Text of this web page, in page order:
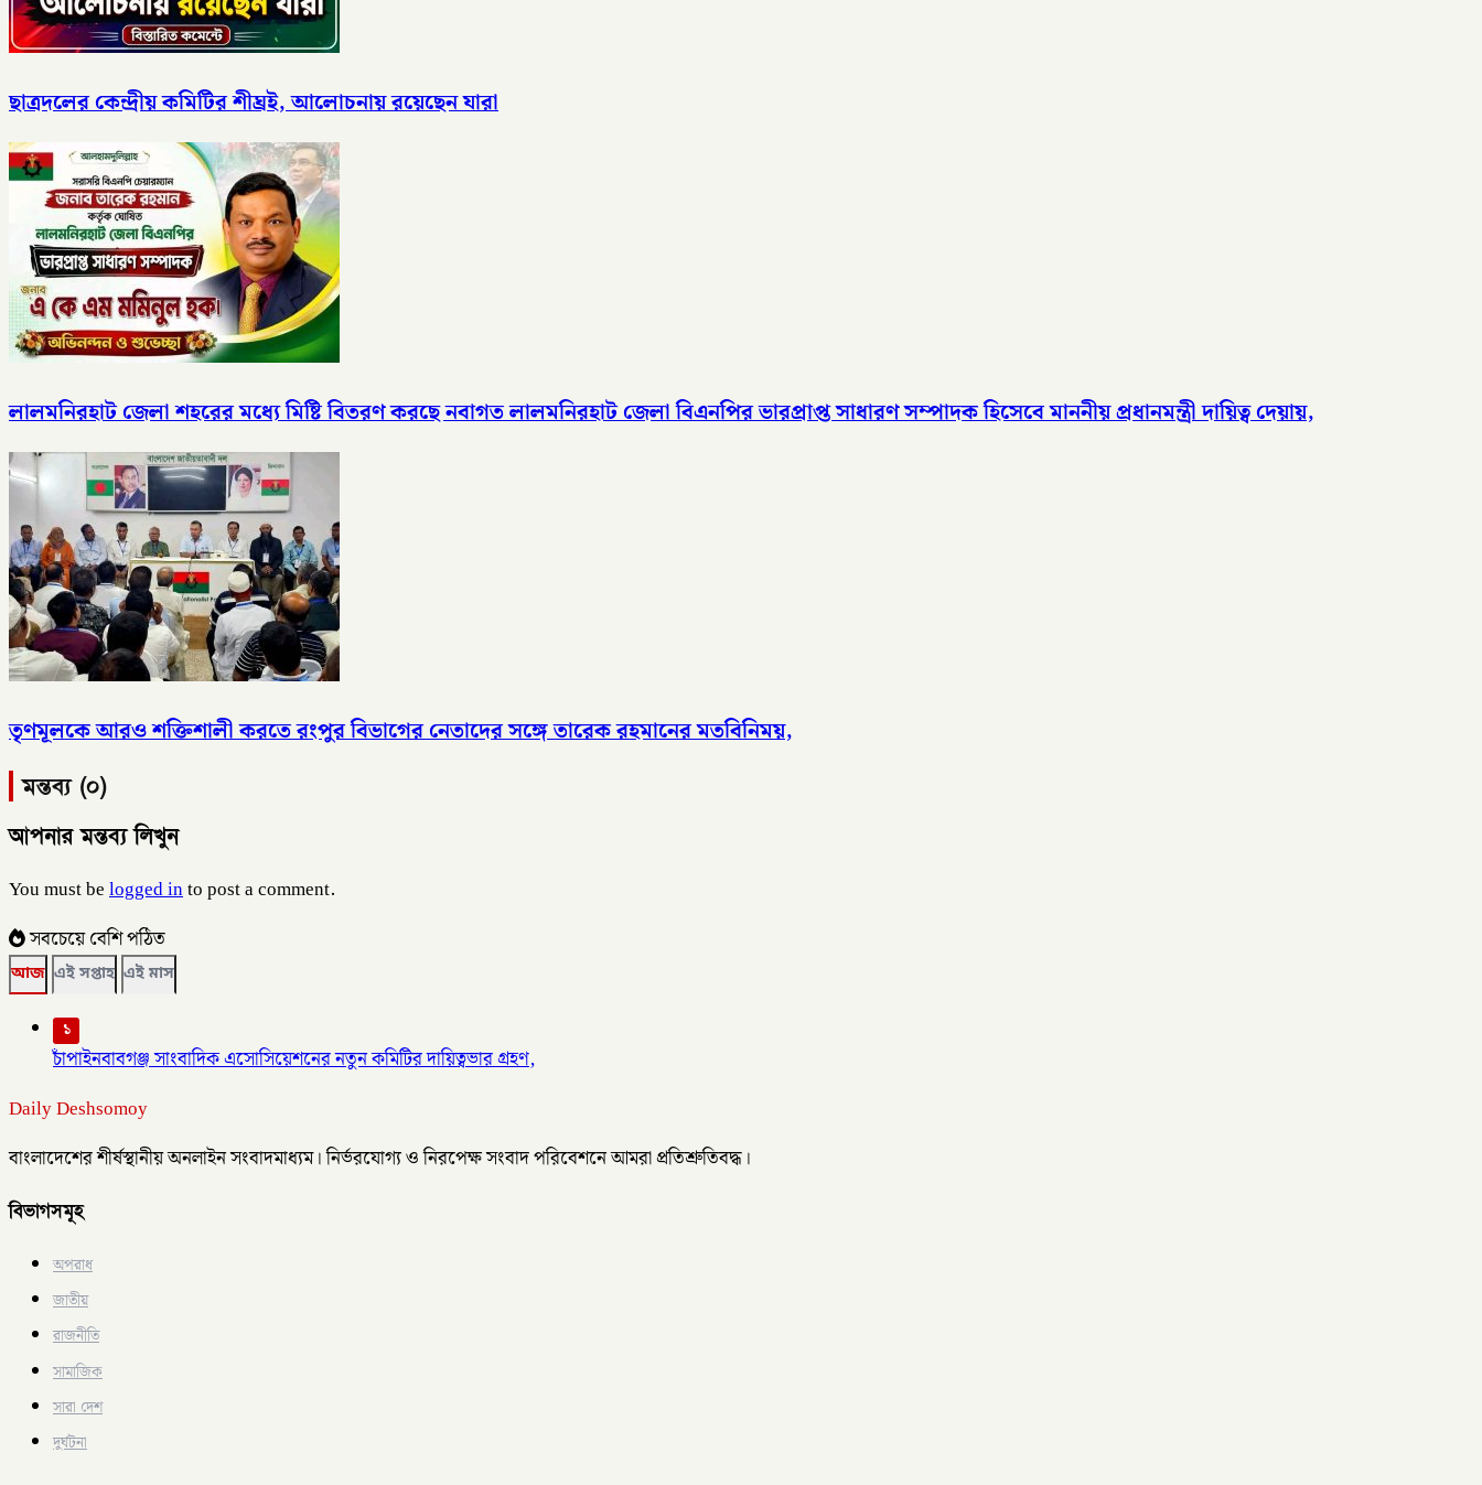
ছাত্রদলের কেন্দ্রীয় কমিটির শীঘ্রই, আলোচনায় রয়েছেন যারা
লালমনিরহাট জেলা শহরের মধ্যে মিষ্টি বিতরণ করছে নবাগত লালমনিরহাট জেলা বিএনপির ভারপ্রাপ্ত সাধারণ সম্পাদক হিসেবে মাননীয় প্রধানমন্ত্রী দায়িত্ব দেয়ায়,
তৃণমূলকে আরও শক্তিশালী করতে রংপুর বিভাগের নেতাদের সঙ্গে তারেক রহমানের মতবিনিময়,
মন্তব্য (০)
আপনার মন্তব্য লিখুন
You must belogged into post a comment.
সবচেয়ে বেশি পঠিত
আজ এই সপ্তাহ এই মাস
১
চাঁপাইনবাবগঞ্জ সাংবাদিক এসোসিয়েশনের নতুন কমিটির দায়িত্বভার গ্রহণ,
Daily Deshsomoy
বাংলাদেশের শীর্ষস্থানীয় অনলাইন সংবাদমাধ্যম। নির্ভরযোগ্য ও নিরপেক্ষ সংবাদ পরিবেশনে আমরা প্রতিশ্রুতিবদ্ধ।
বিভাগসমূহ
অপরাধ
জাতীয়
রাজনীতি
সামাজিক
সারা দেশ
দুর্ঘটনা